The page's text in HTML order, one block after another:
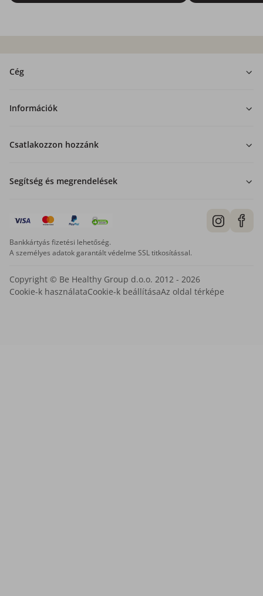
Cég
Információk
Csatlakozzon hozzánk
Segítség és megrendelések
Bankkártyás fizetési lehetőség.
A személyes adatok garantált védelme SSL titkosítással.
Copyright © Be Healthy Group d.o.o. 2012 - 2026
Cookie-k használataCookie-k beállításaAz oldal térképe